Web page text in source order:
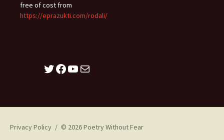
free of cost from
https://eprazukti.com/rodali/
Twitter
Facebook
YouTube
Mail
Privacy Policy © 2026 Poetry Without Fear